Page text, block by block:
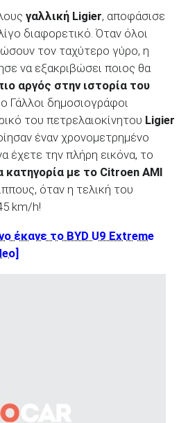
γαλλική Ligier, αποφάσισε
διαφορετικό. Όταν όλοι
τον ταχύτερο γύρο, η
να εξακριβώσει ποιος θα
αργός στην ιστορία του
Γάλλοι δημοσιογράφοι
του πετρελαιοκίνητου Ligier
έναν χρονομετρημένο
έχετε την πλήρη εικόνα, το
κατηγορία με το Citroen AMI
όταν η τελική του
km/h!
έκανε το BYD U9 Extreme